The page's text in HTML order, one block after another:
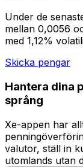
Under de
mellan 0,0056
med 1,12%
Skicka pengar
Hantera dina
språng
Xe-appen har
valutor, ställ in
utomlands utan